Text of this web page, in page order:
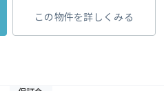
この物件を詳しくみる